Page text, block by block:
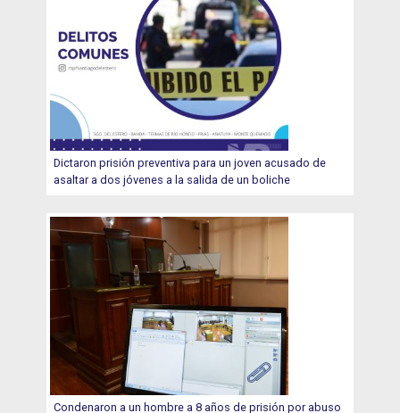
Dictaron prisión preventiva para un joven acusado de
asaltar a dos jóvenes a la salida de un boliche
Condenaron a un hombre a 8 años de prisión por abuso